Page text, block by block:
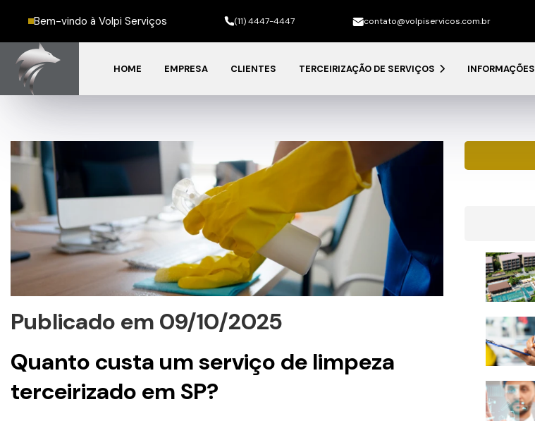
Bem-vindo à Volpi Serviços (11) 4447-4447 contato@volpiservicos.com.br
HOME EMPRESA CLIENTES TERCEIRIZAÇÃO DE SERVIÇOS INFORMAÇÕES
Publicado em 09/10/2025
Quanto custa um serviço de limpeza
terceirizado em SP?